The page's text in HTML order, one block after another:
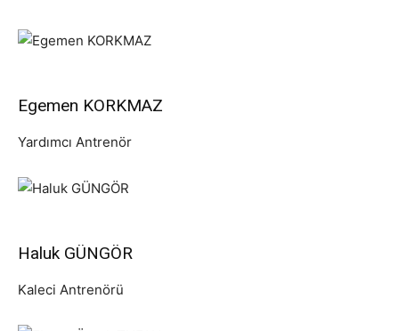
Egemen KORKMAZ
Yardımcı Antrenör
Haluk GÜNGÖR
Kaleci Antrenörü